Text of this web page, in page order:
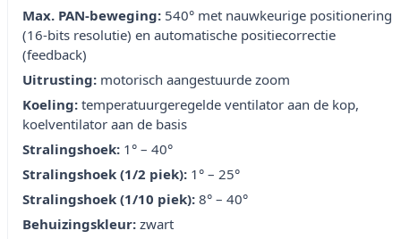
Max. PAN-beweging: 540° met nauwkeurige positionering
(16-bits resolutie) en automatische positiecorrectie
(feedback)
Uitrusting: motorisch aangestuurde zoom
Koeling: temperatuurgeregelde ventilator aan de kop,
koelventilator aan de basis
Stralingshoek: 1° – 40°
Stralingshoek (1/2 piek): 1° – 25°
Stralingshoek (1/10 piek): 8° – 40°
Behuizingskleur: zwart